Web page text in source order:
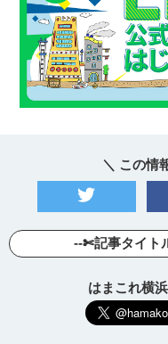
＼ この情
--✄記事タイト
はまこれ横